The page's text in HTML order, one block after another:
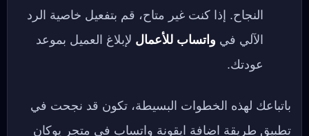
النجاح. إذا كنت غير متاح، قم بتفعيل خاصية الرد
الآلي في واتساب للأعمال لإبلاغ العميل بموعد
عودتك.
باتباعك لهذه الخطوات البسيطة، تكون قد نجحت في
تطبيق طريقة اضافة ايقونة واتساب في متجر يوكان